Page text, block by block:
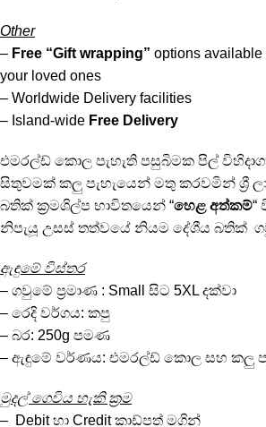
Other
– Free “Gift wrapping” options available
your loved ones
– Worldwide Delivery facilities
– Island-wide Free Delivery
එමරල්ඩ් කොල පැහැති පසුබිමක පිල්
සිතුවමක් කලු පැහැයෙන් මතු කරවමින් ශ්‍රී
බතික් ක්‍රමශිල්ප භාවිතයෙන් “හෙළ අත්කම්“
නිපැයූ උසස් තත්වයේ නියම දේශීය බතික්
ඇඳුමේ විස්තර
– ගවුමේ ප්‍රමාණ : Small සිට 5XL දක්වා
– රෙදි වර්ගය: කපු
– බර: 250g පමණ
– ඇඳුමේ වර්ණය: එමරල්ඩ් කොල සහ කලු
මුදල් ගෙවිය හැකි ක්‍රම
– Debit හා Credit කාඩ්පත් මගින්